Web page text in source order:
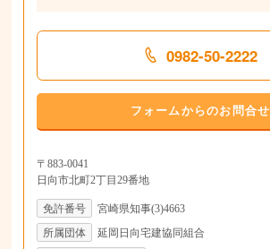
0982-50-2222
フォームからのお問合せ
〒883-0041
日向市北町2丁目29番地
免許番号
宮崎県知事(3)4663
所属団体
延岡日向宅建協同組合